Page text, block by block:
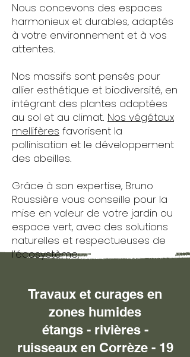
Nous concevons des espaces
harmonieux et durables, adaptés
à votre environnement et à vos
attentes.
Nos massifs sont pensés pour
allier esthétique et biodiversité, en
intégrant des plantes adaptées
au sol et au climat. Nos végétaux
mellifères favorisent la
pollinisation et le développement
des abeilles.
​Grâce à son expertise, Bruno
Roussière vous conseille pour la
mise en valeur de votre jardin ou
espace vert, avec des solutions
naturelles et respectueuses de
l’écosystème.
Travaux et curages en
zones humides
étangs - rivières -
ruisseaux en Corrèze - 19